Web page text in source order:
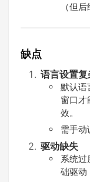
（但
缺点
语言设置复
默认语
窗口才
效。
需手动
驱动缺失
系统过
础驱动